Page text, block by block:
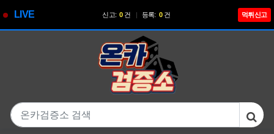
LIVE 신고: 0 건 | 등록: 0 건 먹튀신고